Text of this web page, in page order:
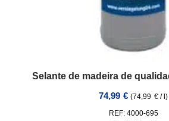
Selante de madeira de
74,99 € (74,99 € /l)
REF: 4000-695